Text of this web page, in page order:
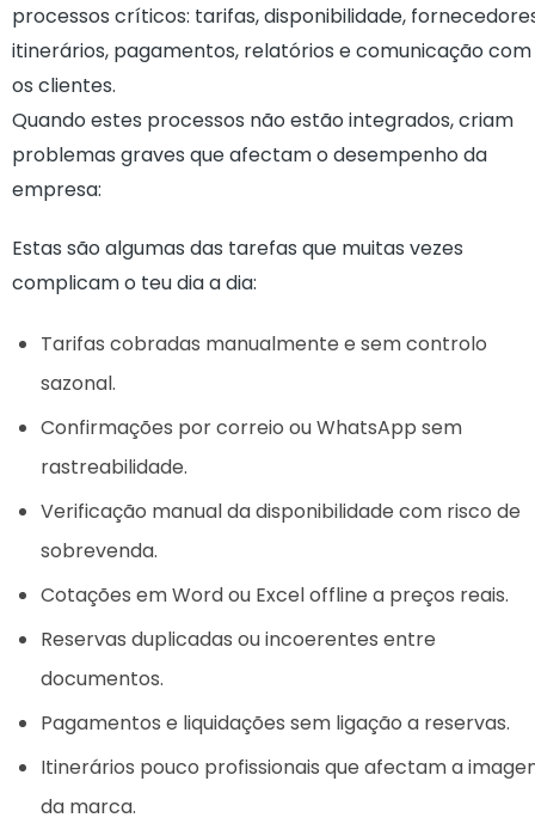
processos críticos: tarifas, disponibilidade,
itinerários, pagamentos, relatórios e comunicação com
os clientes.
Quando estes processos não estão integrados, criam
problemas graves que afectam o desempenho da
empresa:
Estas são algumas das tarefas que muitas vezes
complicam o teu dia a dia:
Tarifas cobradas manualmente e sem controlo
sazonal.
Confirmações por correio ou WhatsApp sem
rastreabilidade.
Verificação manual da disponibilidade com risco de
sobrevenda.
Cotações em Word ou Excel offline a preços reais.
Reservas duplicadas ou incoerentes entre
documentos.
Pagamentos e liquidações sem ligação a reservas.
Itinerários pouco profissionais que afectam a
da marca.